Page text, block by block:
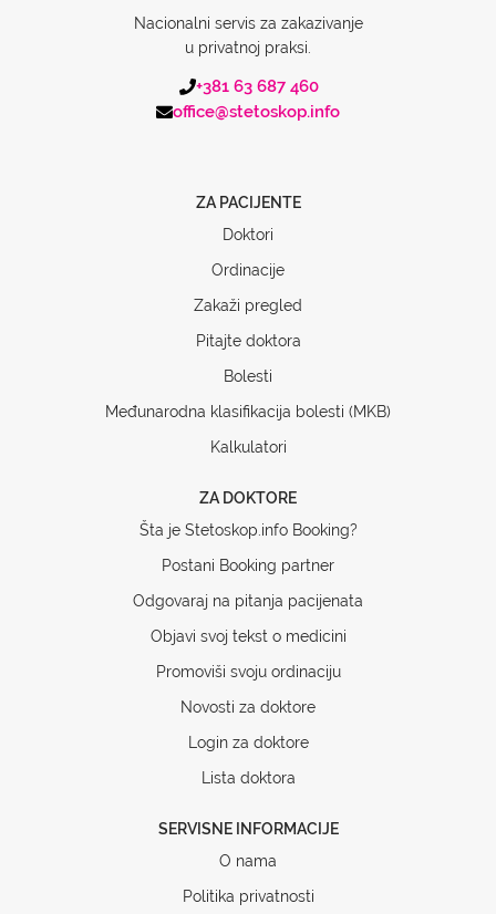
Nacionalni servis za zakazivanje
u privatnoj praksi.
+381 63 687 460
office@stetoskop.info
ZA PACIJENTE
Doktori
Ordinacije
Zakaži pregled
Pitajte doktora
Bolesti
Međunarodna klasifikacija bolesti (MKB)
Kalkulatori
ZA DOKTORE
Šta je Stetoskop.info Booking?
Postani Booking partner
Odgovaraj na pitanja pacijenata
Objavi svoj tekst o medicini
Promoviši svoju ordinaciju
Novosti za doktore
Login za doktore
Lista doktora
SERVISNE INFORMACIJE
O nama
Politika privatnosti